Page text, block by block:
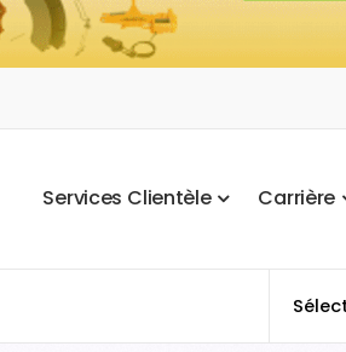
Services Clientèle Carrière